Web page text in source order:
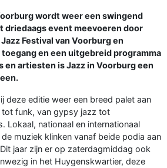
wordt weer een swingend
driedaags event meevoeren door
Festival van Voorburg en
en een uitgebreid programma
en artiesten is Jazz in Voorburg een
deze editie weer een breed palet aan
funk, van gypsy jazz tot
Lokaal, nationaal en internationaal
muziek klinken vanaf beide podia aan
jaar zijn er op zaterdagmiddag ook
in het Huygenskwartier, deze